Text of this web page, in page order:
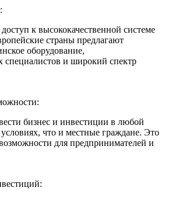
к высококачественной системе
страны предлагают
оборудование,
и широкий спектр
бизнес и инвестиции в любой
что и местные граждане. Это
для предпринимателей и